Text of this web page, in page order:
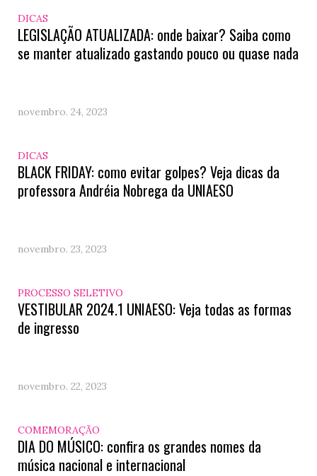
DICAS
LEGISLAÇÃO ATUALIZADA: onde baixar? Saiba como
se manter atualizado gastando pouco ou quase nada
novembro. 24, 2023
DICAS
BLACK FRIDAY: como evitar golpes? Veja dicas da
professora Andréia Nobrega da UNIAESO
novembro. 23, 2023
PROCESSO SELETIVO
VESTIBULAR 2024.1 UNIAESO: Veja todas as formas
de ingresso
novembro. 22, 2023
COMEMORAÇÃO
DIA DO MÚSICO: confira os grandes nomes da
música nacional e internacional